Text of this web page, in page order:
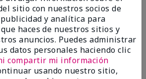
5
works
sitio con nuestros socios de
y analítica para
haces de nuestros sitios y
anuncios. Puedes administrar
datos personales haciendo clic
compartir mi información
usando nuestro sitio,